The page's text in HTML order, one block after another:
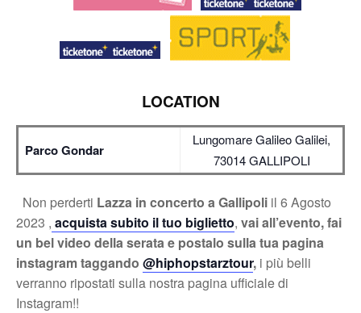
LOCATION
Parco Gondar
Lungomare Galileo Galilei,
73014 GALLIPOLI
Non perderti Lazza in concerto a Gallipoli il 6 Agosto
2023 , acquista subito il tuo biglietto, vai all’evento, fai
un bel video della serata e postalo sulla tua pagina
instagram taggando @hiphopstarztour, i più belli
verranno ripostati sulla nostra pagina ufficiale di
Instagram!!